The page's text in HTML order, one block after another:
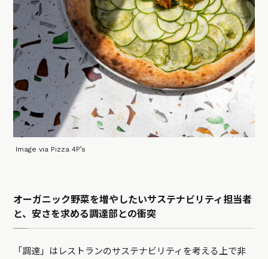
Image via Pizza 4P’s
オーガニック野菜を増やしたいサステナビリティ担当者
と、安さを求める調達部との衝突
「調達」はレストランのサステナビリティを考える上で非